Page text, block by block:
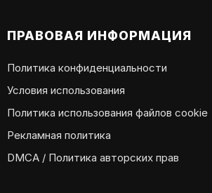
ПРАВОВАЯ ИНФОРМАЦИЯ
Политика конфиденциальности
Условия использования
Политика использования файлов cookie
Рекламная политика
DMCA / Политика авторских прав